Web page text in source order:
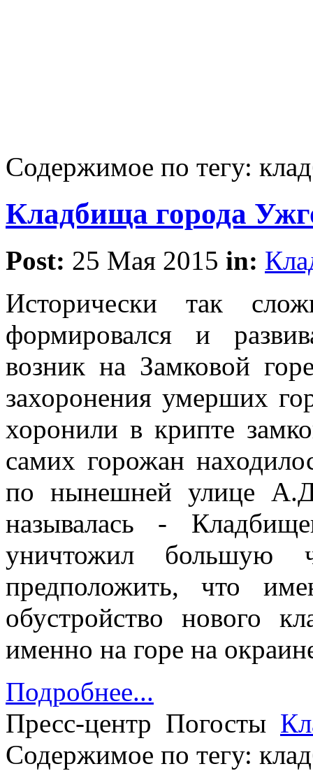
Содержимое по тегу:
Кладбища города
Post: 25 Мая 2015 in:
Исторически так
формировался и
возник на Замковой
захоронения умерших
хоронили в крипте
самих горожан
по нынешней улице
называлась -
уничтожил большую
предположить, что
обустройство нового
именно на горе на
Подробнее...
Пресс-центр Погосты
Содержимое по тегу: